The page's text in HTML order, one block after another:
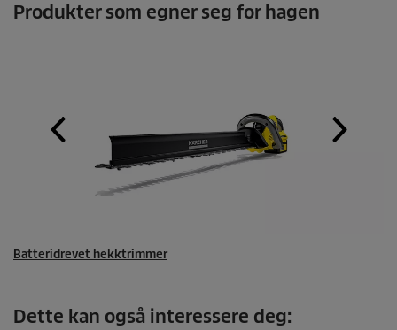
Produkter som egner seg for hagen
Batteridrevet hekktrimmer
Dette kan også interessere deg: